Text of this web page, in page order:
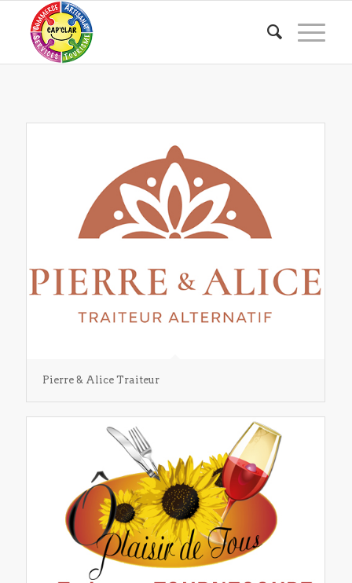
Pierre & Alice Traiteur